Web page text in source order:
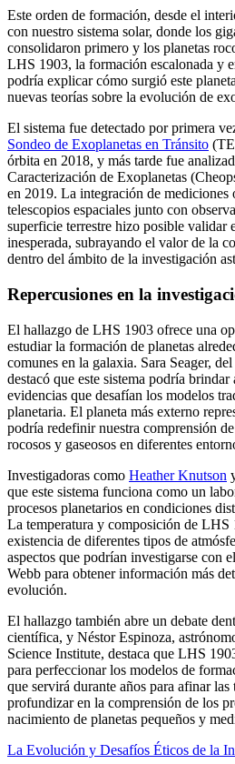
Este orden de formación, desde el
con nuestro sistema solar, donde los
consolidaron primero y los planetas
LHS 1903, la formación escalonada y
podría explicar cómo surgió este
nuevas teorías sobre la evolución de
El sistema fue detectado por primera
Sondeo de Exoplanetas en Tránsito
órbita en 2018, y más tarde fue
Caracterización de Exoplanetas
en 2019. La integración de mediciones
telescopios espaciales junto con
superficie terrestre hizo posible validar
inesperada, subrayando el valor de la
dentro del ámbito de la investigación
Repercusiones en la
El hallazgo de LHS 1903 ofrece una
estudiar la formación de planetas
comunes en la galaxia. Sara Seager,
destacó que este sistema podría
evidencias que desafían los modelos
planetaria. El planeta más externo
podría redefinir nuestra comprensión
rocosos y gaseosos en diferentes
Investigadoras como Heather Knutson
que este sistema funciona como un
procesos planetarios en condiciones
La temperatura y composición de LHS
existencia de diferentes tipos de
aspectos que podrían investigarse con
Webb para obtener información más
evolución.
El hallazgo también abre un debate
científica, y Néstor Espinoza,
Science Institute, destaca que LHS
para perfeccionar los modelos de
que servirá durante años para afinar las
profundizar en la comprensión de los
nacimiento de planetas pequeños y
La Evolución y Desafíos Éticos de la